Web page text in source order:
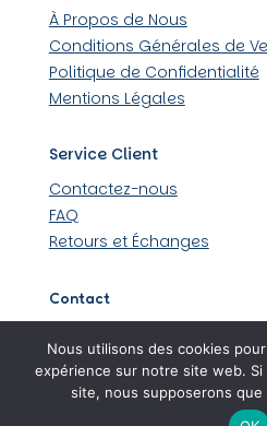
À Propos de Nous
Conditions Générales de
Politique de Confidentialité
Mentions Légales
Service Client
Contactez-nous
FAQ
Retours et Échanges
Contact
06 45 48 36 99
Nous utilisons des cookies
expérience sur notre site web.
site, nous supposerons